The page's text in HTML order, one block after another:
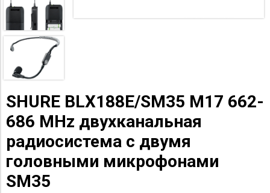
SHURE BLX188E/SM35 M17 662-
686 MHz двухканальная
радиосистема с двумя
головными микрофонами
SM35